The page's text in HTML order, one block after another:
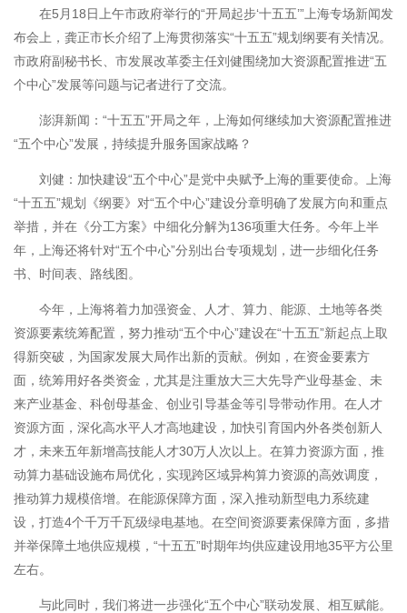
在5月18日上午市政府举行的“开局起步‘十五五’”上海专场新闻发
布会上，龚正市长介绍了上海贯彻落实“十五五”规划纲要有关情况。
市政府副秘书长、市发展改革委主任刘健围绕加大资源配置推进“五
个中心”发展等问题与记者进行了交流。
澎湃新闻：“十五五”开局之年，上海如何继续加大资源配置推进
“五个中心”发展，持续提升服务国家战略？
刘健：加快建设“五个中心”是党中央赋予上海的重要使命。上海
“十五五”规划《纲要》对“五个中心”建设分章明确了发展方向和重点
举措，并在《分工方案》中细化分解为136项重大任务。今年上半
年，上海还将针对“五个中心”分别出台专项规划，进一步细化任务
书、时间表、路线图。
今年，上海将着力加强资金、人才、算力、能源、土地等各类
资源要素统筹配置，努力推动“五个中心”建设在“十五五”新起点上取
得新突破，为国家发展大局作出新的贡献。例如，在资金要素方
面，统筹用好各类资金，尤其是注重放大三大先导产业母基金、未
来产业基金、科创母基金、创业引导基金等引导带动作用。在人才
资源方面，深化高水平人才高地建设，加快引育国内外各类创新人
才，未来五年新增高技能人才30万人次以上。在算力资源方面，推
动算力基础设施布局优化，实现跨区域异构算力资源的高效调度，
推动算力规模倍增。在能源保障方面，深入推动新型电力系统建
设，打造4个千万千瓦级绿电基地。在空间资源要素保障方面，多措
并举保障土地供应规模，“十五五”时期年均供应建设用地35平方公里
左右。
与此同时，我们将进一步强化“五个中心”联动发展、相互赋能。